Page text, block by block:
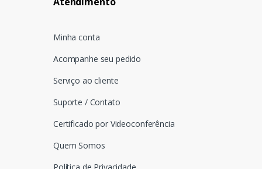
Minha conta
Acompanhe seu pedido
Serviço ao cliente
Suporte / Contato
Certificado por Videoconferência
Quem Somos